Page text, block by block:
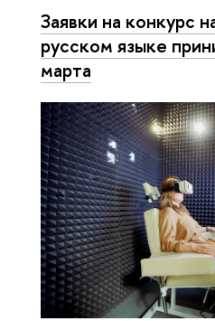
Заявки на конкурс
русском языке
марта